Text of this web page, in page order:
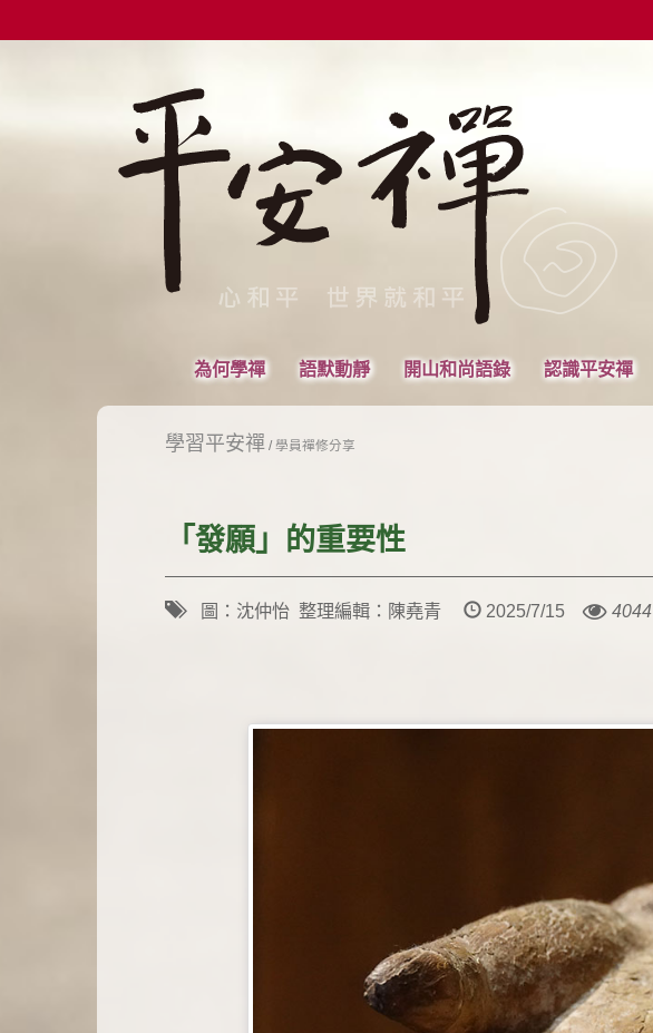
為何學禪 語默動靜 開山和尚語錄 認識平安禪
學習平安禪/學員禪修分享
「發願」的重要性
圖：沈仲怡 整理編輯：陳堯青 2025/7/15 4044